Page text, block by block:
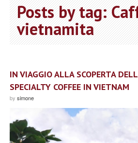
Posts by tag:
vietnamita
IN VIAGGIO ALLA SCOPERTA
SPECIALTY COFFEE IN VIETNAM
by simone